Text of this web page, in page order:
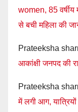
women, 85 वर्षीय
से बची महिला की
Prateeksha
आकांक्षी जनपद की
Prateeksha
में लगी आग,